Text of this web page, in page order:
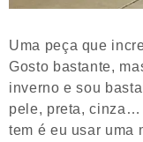
Uma peça que
Gosto bastante,
inverno e sou
pele, preta, cinza…
tem é eu usar uma